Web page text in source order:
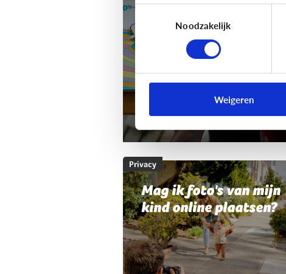
Toestemmingsselectie
Noodzakelijk
Weigeren
of tablet van mijn kind
nakijken?
Als ouder wil je wel wat
controle houden.
Mag dat? En hoe doe je dat?
Privacy
Mag ik foto's van mijn
kind online plaatsen?